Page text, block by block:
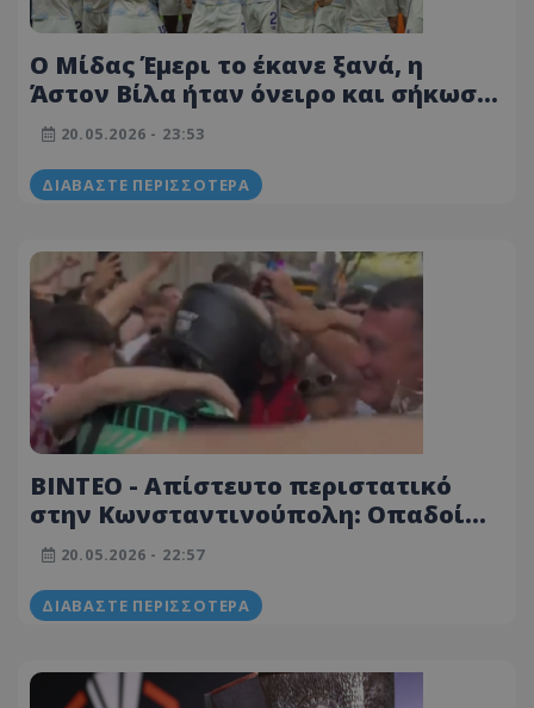
Ο Μίδας Έμερι το έκανε ξανά, η
Άστον Βίλα ήταν όνειρο και σήκωσε
το Europa League!
20.05.2026 - 23:53
ΔΙΑΒΆΣΤΕ ΠΕΡΙΣΣΌΤΕΡΑ
ΒΙΝΤΕΟ - Απίστευτο περιστατικό
στην Κωνσταντινούπολη: Οπαδοί
της Άστον Βίλα έκλεψαν παραγγελία
από ντελιβερά!
20.05.2026 - 22:57
ΔΙΑΒΆΣΤΕ ΠΕΡΙΣΣΌΤΕΡΑ